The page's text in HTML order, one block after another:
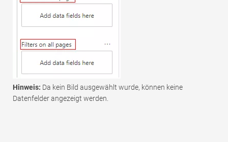
Hinweis: Da kein Bild ausgewählt wurde, können keine
Datenfelder angezeigt werden.